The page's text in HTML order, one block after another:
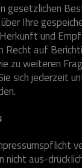
gesetzlichen
Ihre
und
auf
zu weiteren
sich jederzeit
aus-